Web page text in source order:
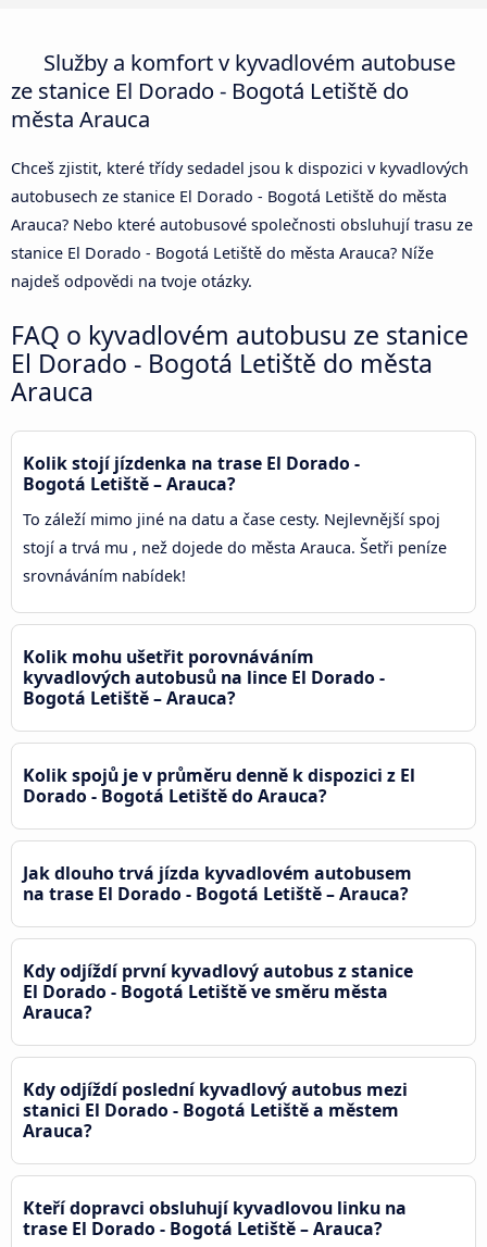
Služby a komfort v kyvadlovém autobuse
ze stanice El Dorado - Bogotá Letiště do
města Arauca
Chceš zjistit, které třídy sedadel jsou k dispozici v kyvadlových
autobusech ze stanice El Dorado - Bogotá Letiště do města
Arauca? Nebo které autobusové společnosti obsluhují trasu ze
stanice El Dorado - Bogotá Letiště do města Arauca? Níže
najdeš odpovědi na tvoje otázky.
FAQ o kyvadlovém autobusu ze stanice
El Dorado - Bogotá Letiště do města
Arauca
Kolik stojí jízdenka na trase El Dorado -
Bogotá Letiště – Arauca?
To záleží mimo jiné na datu a čase cesty. Nejlevnější spoj
stojí a trvá mu , než dojede do města Arauca. Šetři peníze
srovnáváním nabídek!
Kolik mohu ušetřit porovnáváním
kyvadlových autobusů na lince El Dorado -
Bogotá Letiště – Arauca?
Kolik spojů je v průměru denně k dispozici z El
Dorado - Bogotá Letiště do Arauca?
Jak dlouho trvá jízda kyvadlovém autobusem
na trase El Dorado - Bogotá Letiště – Arauca?
Kdy odjíždí první kyvadlový autobus z stanice
El Dorado - Bogotá Letiště ve směru města
Arauca?
Kdy odjíždí poslední kyvadlový autobus mezi
stanici El Dorado - Bogotá Letiště a městem
Arauca?
Kteří dopravci obsluhují kyvadlovou linku na
trase El Dorado - Bogotá Letiště – Arauca?